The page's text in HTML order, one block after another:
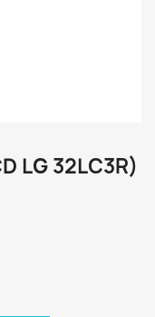
LG 32LC3R)